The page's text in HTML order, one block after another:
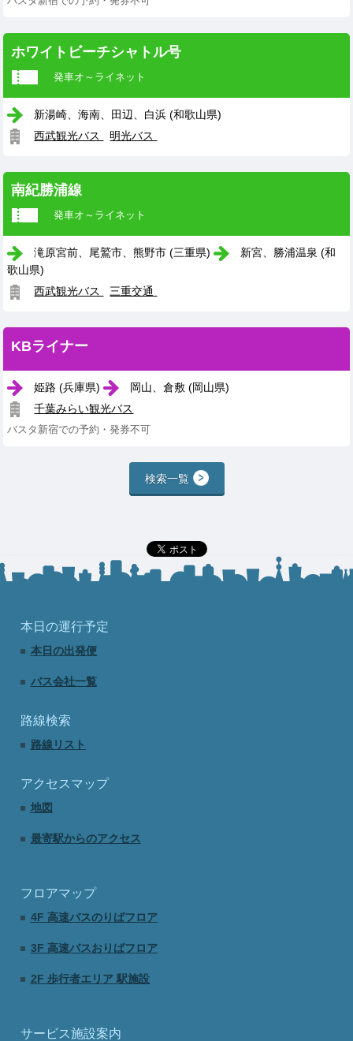
ホワイトビーチシャトル号
発車オ～ライネット
新湯崎、海南、田辺、白浜 (和歌山県)
西武観光バス
明光バス
南紀勝浦線
発車オ～ライネット
滝原宮前、尾鷲市、熊野市 (三重県)
新宮、勝浦温泉 (和
歌山県)
西武観光バス
三重交通
KBライナー
姫路 (兵庫県)
岡山、倉敷 (岡山県)
千葉みらい観光バス
バスタ新宿での予約・発券不可
検索一覧
本日の運行予定
本日の出発便
バス会社一覧
路線検索
路線リスト
アクセスマップ
地図
最寄駅からのアクセス
フロアマップ
4F 高速バスのりばフロア
3F 高速バスおりばフロア
2F 歩行者エリア 駅施設
サービス施設案内